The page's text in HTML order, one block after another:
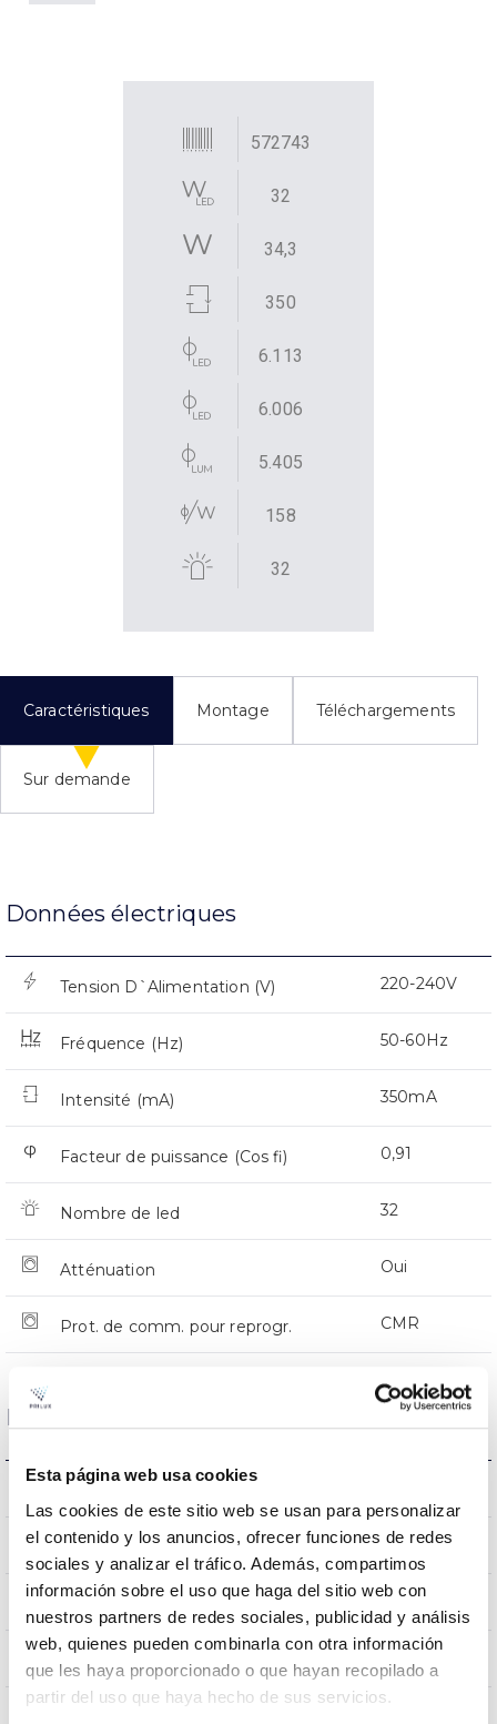
Esta página web usa cookies
Las cookies de este sitio web se usan para personalizar
el contenido y los anuncios, ofrecer funciones de redes
sociales y analizar el tráfico. Además, compartimos
información sobre el uso que haga del sitio web con
nuestros partners de redes sociales, publicidad y análisis
web, quienes pueden combinarla con otra información
que les haya proporcionado o que hayan recopilado a
partir del uso que haya hecho de sus servicios.
572743
32
34,3
350
6.113
6.006
5.405
158
32
Caractéristiques Montage Téléchargements
Sur demande
Données électriques
Tension D`Alimentation (V) 220-240V
Fréquence (Hz) 50-60Hz
Intensité (mA) 350mA
Facteur de puissance (Cos fi) 0,91
Nombre de led 32
Atténuation Oui
Prot. de comm. pour reprogr. CMR
Dimensions et montage
Résistance au vent 0,231m2
9Kg
Dimensions